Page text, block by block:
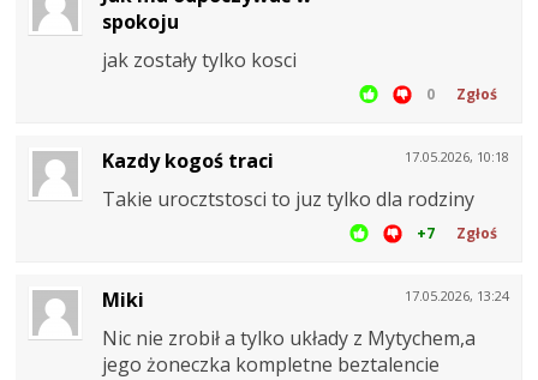
spokoju
jak zostały tylko kosci
0 Zgłoś
17.05.2026, 10:18
Kazdy kogoś traci
Takie urocztstosci to juz tylko dla rodziny
+7 Zgłoś
17.05.2026, 13:24
Miki
Nic nie zrobił a tylko układy z Mytychem,a
jego żoneczka kompletne beztalencie